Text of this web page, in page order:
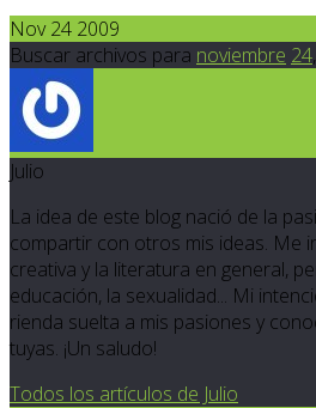
Nov 24 2009
Buscar archivos para noviembre 24,
Julio
La idea de este blog nació de la
compartir con otros mis ideas. Me
creativa y la literatura en general,
educación, la sexualidad... Mi
rienda suelta a mis pasiones y
tuyas. ¡Un saludo!
Todos los artículos de Julio